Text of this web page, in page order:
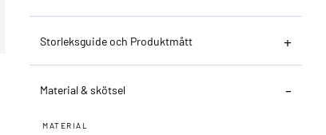
Storleksguide och Produktmått
Material & skötsel
MATERIAL